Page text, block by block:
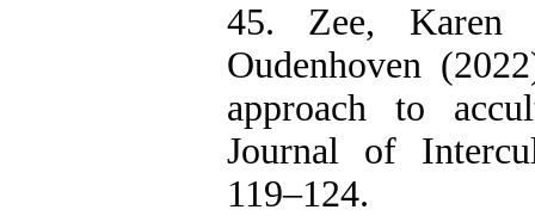
45. Zee, Karen
Oudenhoven
approach to
Journal of
119–124.